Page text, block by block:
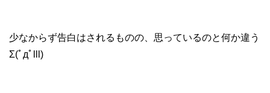
少なからず告白はされるものの、思っているのと何か違う
Σ(ﾟдﾟlll)